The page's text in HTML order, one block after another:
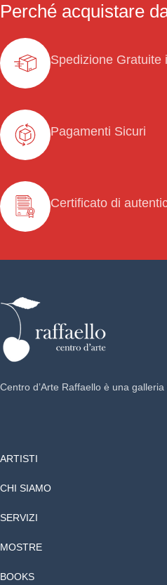
Perché acquistare
Spedizione Gratuite
Pagamenti Sicuri
Certificato di
Centro d’Arte Raffaello è una
ARTISTI
CHI SIAMO
SERVIZI
MOSTRE
BOOKS